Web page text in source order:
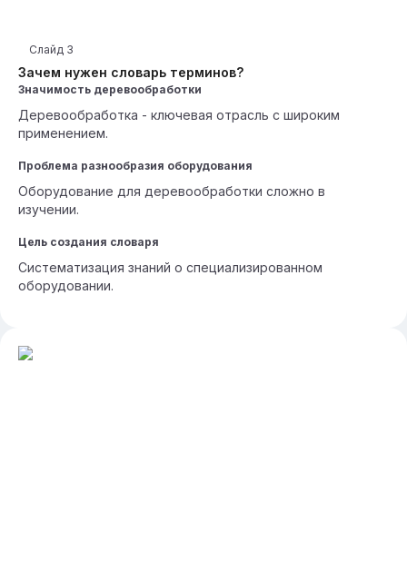
Зачем нужен словарь терминов?
Слайд 3
Значимость деревообработки
Деревообработка - ключевая отрасль с широким
применением.
Проблема разнообразия оборудования
Оборудование для деревообработки сложно в
изучении.
Цель создания словаря
Систематизация знаний о специализированном
оборудовании.